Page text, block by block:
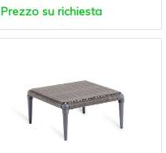
Prezzo su richiesta